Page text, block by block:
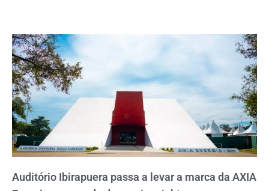
Auditório Ibirapuera passa a levar a marca da AXIA